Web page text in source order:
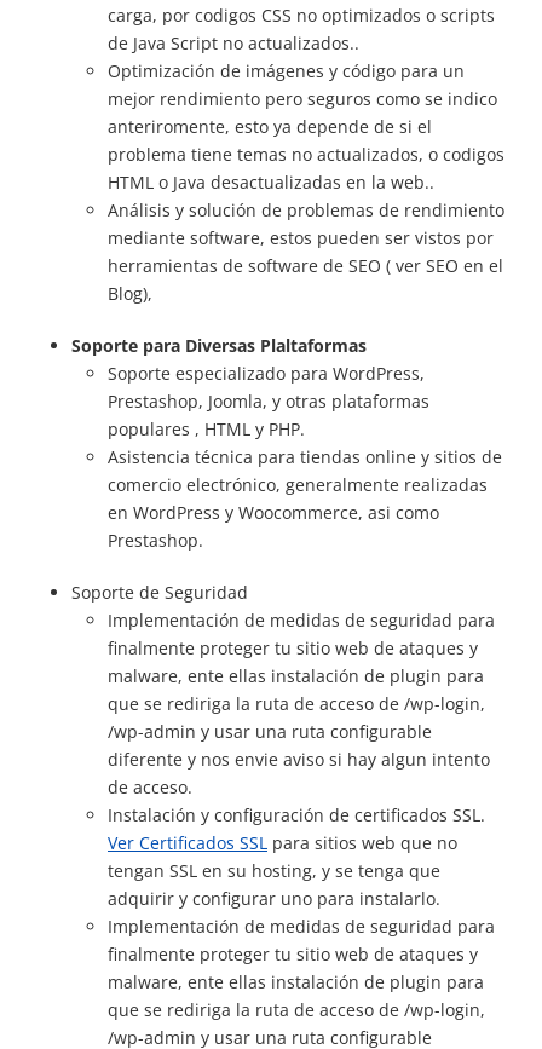
carga, por codigos CSS no optimizados o scripts
de Java Script no actualizados..
Optimización de imágenes y código para un
mejor rendimiento pero seguros como se indico
anteriromente, esto ya depende de si el
problema tiene temas no actualizados, o codigos
HTML o Java desactualizadas en la web..
Análisis y solución de problemas de rendimiento
mediante software, estos pueden ser vistos por
herramientas de software de SEO ( ver SEO en el
Blog),
Soporte para Diversas Plaltaformas
Soporte especializado para WordPress,
Prestashop, Joomla, y otras plataformas
populares , HTML y PHP.
Asistencia técnica para tiendas online y sitios de
comercio electrónico, generalmente realizadas
en WordPress y Woocommerce, asi como
Prestashop.
Soporte de Seguridad
Implementación de medidas de seguridad para
finalmente proteger tu sitio web de ataques y
malware, ente ellas instalación de plugin para
que se rediriga la ruta de acceso de /wp-login,
/wp-admin y usar una ruta configurable
diferente y nos envie aviso si hay algun intento
de acceso.
Instalación y configuración de certificados SSL.
Ver Certificados SSL para sitios web que no
tengan SSL en su hosting, y se tenga que
adquirir y configurar uno para instalarlo.
Implementación de medidas de seguridad para
finalmente proteger tu sitio web de ataques y
malware, ente ellas instalación de plugin para
que se rediriga la ruta de acceso de /wp-login,
/wp-admin y usar una ruta configurable